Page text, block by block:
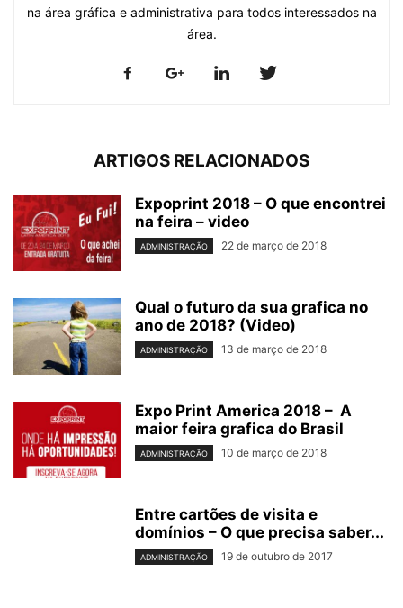
na área gráfica e administrativa para todos interessados na
área.
ARTIGOS RELACIONADOS
Expoprint 2018 – O que encontrei
na feira – video
ADMINISTRAÇÃO 22 de março de 2018
Qual o futuro da sua grafica no
ano de 2018? (Video)
ADMINISTRAÇÃO 13 de março de 2018
Expo Print America 2018 – A
maior feira grafica do Brasil
ADMINISTRAÇÃO 10 de março de 2018
Entre cartões de visita e
domínios – O que precisa saber...
ADMINISTRAÇÃO 19 de outubro de 2017